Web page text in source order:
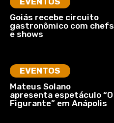
Goiás recebe circuito
gastronômico com chefs
e shows
EVENTOS
Mateus Solano
apresenta espetáculo “O
Figurante” em Anápolis